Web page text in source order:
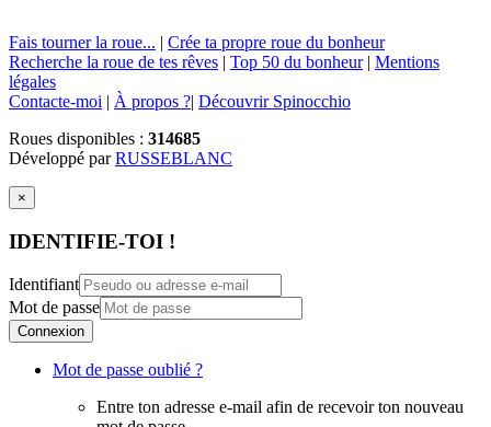
Fais tourner la roue... | Crée ta propre roue du bonheur
Recherche la roue de tes rêves | Top 50 du bonheur| Mentions
légales
Contacte-moi | À propos ?| Découvrir Spinocchio
Roues disponibles : 314685
Développé parRUSSEBLANC
×
IDENTIFIE-TOI !
Identifiant
Mot de passe
Connexion
Mot de passe oublié ?
Entre ton adresse e-mail afin de recevoir ton nouveau